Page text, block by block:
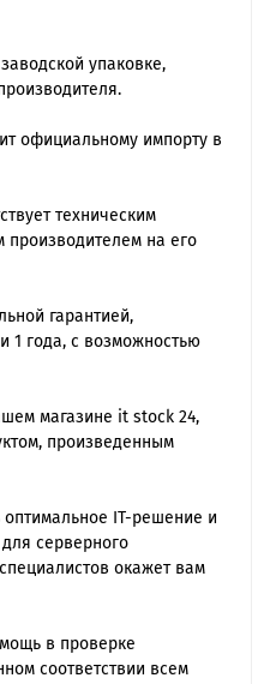
упаковке,
официальному импорту в
техническим
производителем на его
гарантией,
1 года, с возможностью
магазине it stock 24,
произведенным
оптимальное IT-решение и
серверного
окажет вам
в проверке
соответствии всем